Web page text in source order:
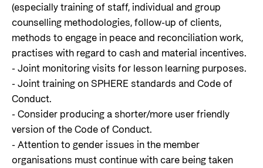
(especially training of staff, individual and group
counselling methodologies, follow-up of clients,
methods to engage in peace and reconciliation work,
practises with regard to cash and material incentives.
- Joint monitoring visits for lesson learning purposes.
- Joint training on SPHERE standards and Code of
Conduct.
- Consider producing a shorter/more user friendly
version of the Code of Conduct.
- Attention to gender issues in the member
organisations must continue with care being taken